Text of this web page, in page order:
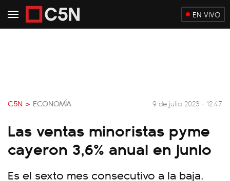
EN VIVO
C5N > ECONOMÍA 9 de julio 2023 - 12:47
Las ventas minoristas pyme
cayeron 3,6% anual en junio
Es el sexto mes consecutivo a la baja.